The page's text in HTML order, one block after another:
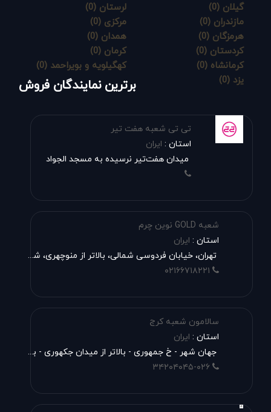
گیلان (0)
لرستان (0)
مازندران (0)
مرکزی (0)
هرمزگان (0)
همدان (0)
کردستان (0)
کرمان (0)
کرمانشاه (0)
کهگیلویه و بویراحمد (0)
یزد (0)
برترین نمایندگان فروش
تی تی شعبه هفت تیر
استان : ایران
میدان هفت‌تیر نرسیده به مسجد الجواد
شعبه GOLD نوین چرم
استان : ایران
تهران، خیابان فردوسی شمالی، بالاتر از منوچهری، شعبه گلد
سالامون شعبه کرج
استان : ایران
جهان شهر - خ جمهوری - بالاتر از میدان جکهوری - بلوار مولانا